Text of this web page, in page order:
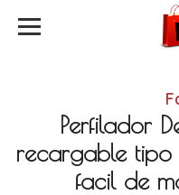
Perfilador
recargable
facil de